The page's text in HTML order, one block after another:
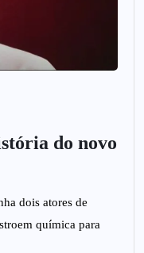
do novo
dois atores de
química para